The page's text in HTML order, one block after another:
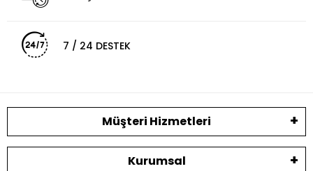
7 / 24 DESTEK
Müşteri Hizmetleri
Kurumsal